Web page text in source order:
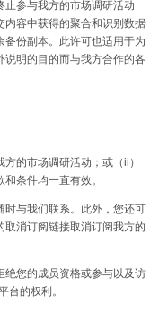
止参与我方的市场调研活动
内容中获得的聚合和识别数据
备份副本。此许可也适用于为
说明的目的而与我方合作的各
的市场调研活动；或（ii）
条件均一直有效。
与我们联系。此外，您还可
取消订阅链接取消订阅我方的
绝您的成员资格或参与以及访
台的权利。